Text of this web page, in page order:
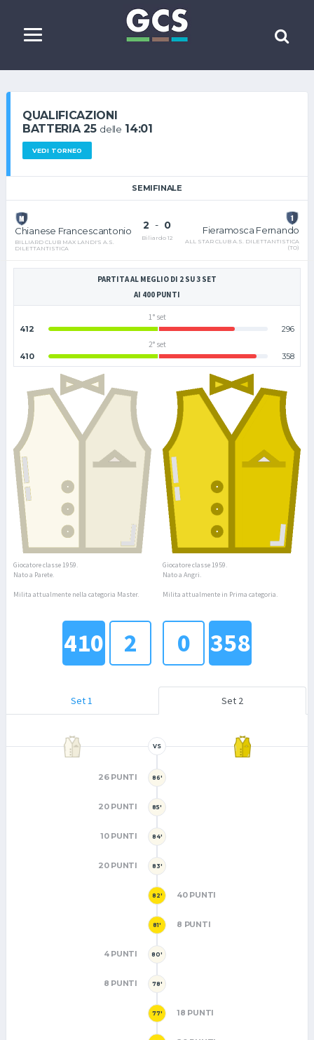
QUALIFICAZIONI
BATTERIA 25 delle 14:01
VEDI TORNEO
SEMIFINALE
Chianese Francescantonio
BILLIARD CLUB MAX LANDI'S A.S.
DILETTANTISTICA
2 - 0
Biliardo 12
Fieramosca Fernando
ALL STAR CLUB A.S. DILETTANTISTICA
(TO)
PARTITA AL MEGLIO DI 2 SU 3 SET
AI 400 PUNTI
1° set
412
296
2° set
410
358
Giocatore classe 1959.
Nato a Parete.
Milita attualmente nella categoria Master.
Giocatore classe 1959.
Nato a Angri.
Milita attualmente in Prima categoria.
2
410 0 358
Set 1 Set 2
VS
86'
26 PUNTI
85'
20 PUNTI
84'
10 PUNTI
83'
20 PUNTI
82' 40 PUNTI
81' 8 PUNTI
80'
4 PUNTI
78'
8 PUNTI
77' 18 PUNTI